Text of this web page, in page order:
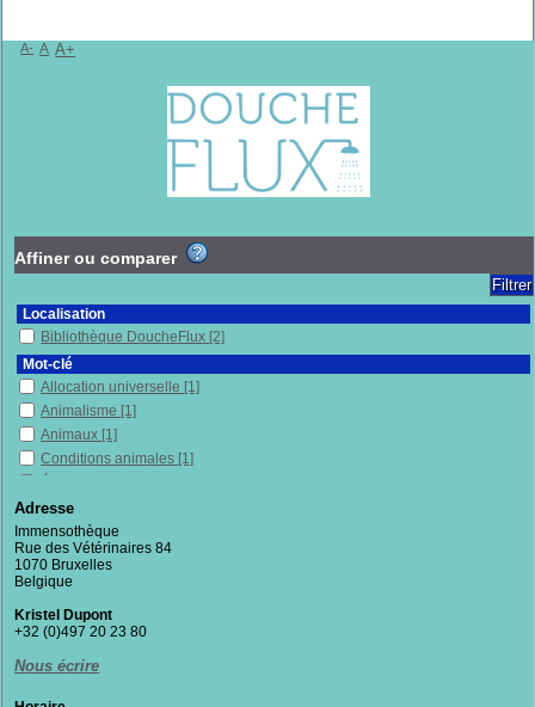
A- A A+
Affiner ou comparer
Localisation
Bibliothèque DoucheFlux [2]
Mot-clé
Allocation universelle [1]
Animalisme [1]
Animaux [1]
Conditions animales [1]
Économie politique
France[1]
Militantisme[1]
Pauvres
Protection, assistance, etc.
Sciences sociales
Travail
Adresse
Immensothèque
Rue des Vétérinaires 84
1070 Bruxelles
Belgique
Kristel Dupont
+32 (0)497 20 23 80
Nous écrire